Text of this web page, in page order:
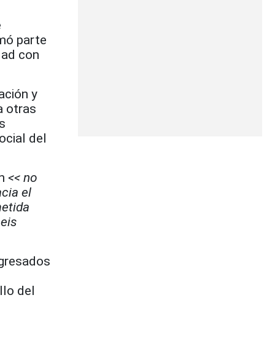
parte
con
y
otras
del
<< no
el
del